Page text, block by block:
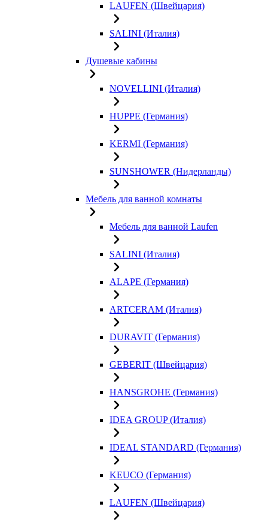
LAUFEN (Швейцария)
SALINI (Италия)
Душевые кабины
NOVELLINI (Италия)
HUPPE (Германия)
KERMI (Германия)
SUNSHOWER (Нидерланды)
Мебель для ванной комнаты
Мебель для ванной Laufen
SALINI (Италия)
ALAPE (Германия)
ARTCERAM (Италия)
DURAVIT (Германия)
GEBERIT (Швейцария)
HANSGROHE (Германия)
IDEA GROUP (Италия)
IDEAL STANDARD (Германия)
KEUCO (Германия)
LAUFEN (Швейцария)